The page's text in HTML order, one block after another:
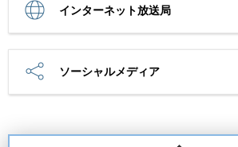
インターネット放送局
ソーシャルメディア